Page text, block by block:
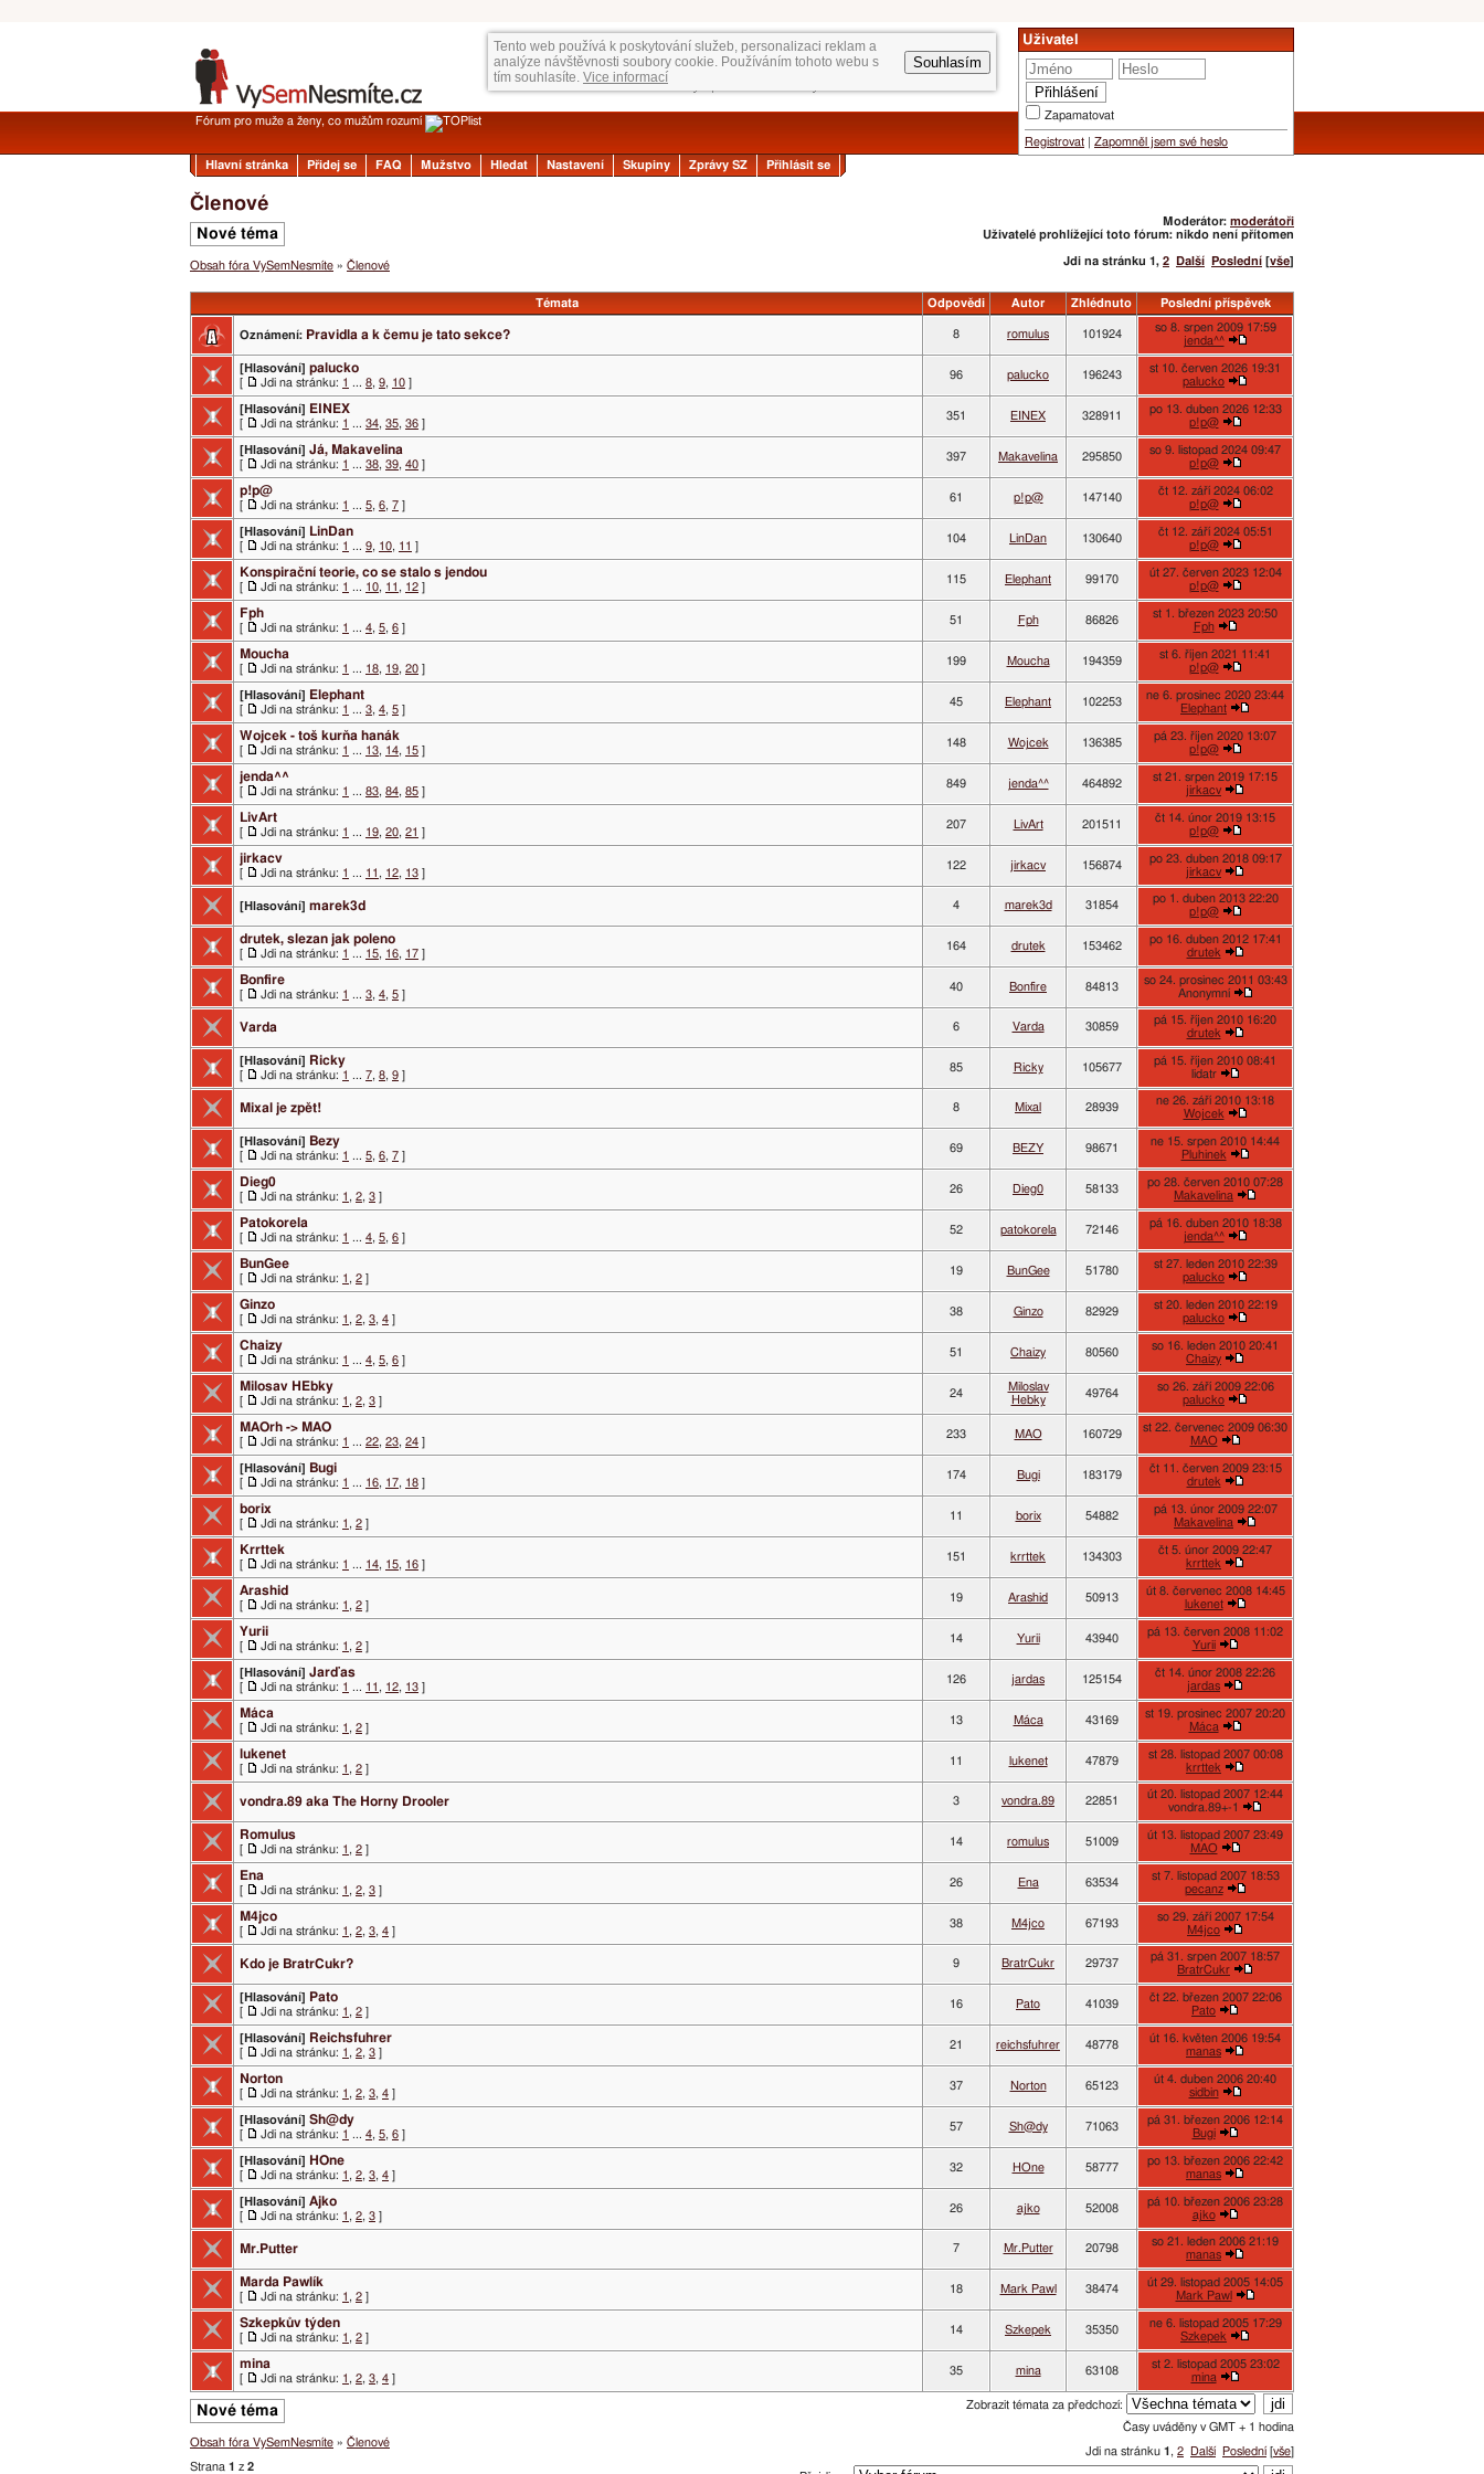
Tento web používá k poskytování služeb, personalizaci reklam a
analýze návštěvnosti soubory cookie. Používáním tohoto webu s
tím souhlasíte. Vice informací
Souhlasím
Uživatel
Zapamatovat
Registrovat Zapomněl jsem své heslo
Fórum pro muže a ženy, co mužům rozumí
Hlavní stránka Přidej se FAQ Mužstvo Hledat Nastavení Skupiny Zprávy SZ Přihlásit se
Členové
Moderátor: moderátoři
Uživatelé prohlížející toto fórum: nikdo není přítomen
Jdi na stránku 1, 2 Další Poslední [vše]
Nové téma
Obsah fóra VySemNesmíte » Členové
Témata Odpovědi Autor Zhlédnuto Poslední příspěvek
Oznámení: Pravidla a k čemu je tato sekce? 8 romulus 101924
so 8. srpen 2009 17:59
jenda^^
[Hlasování] palucko
[ Jdi na stránku: 1 ... 8, 9, 10 ]
96 palucko 196243
st 10. červen 2026 19:31
palucko
[Hlasování] EINEX
[ Jdi na stránku: 1 ... 34, 35, 36 ]
351 EINEX 328911
po 13. duben 2026 12:33
p!p@
[Hlasování] Já, Makavelina
[ Jdi na stránku: 1 ... 38, 39, 40 ]
397 Makavelina 295850
so 9. listopad 2024 09:47
p!p@
p!p@
[ Jdi na stránku: 1 ... 5, 6, 7 ]
61 p!p@ 147140
čt 12. září 2024 06:02
p!p@
[Hlasování] LinDan
[ Jdi na stránku: 1 ... 9, 10, 11 ]
104 LinDan 130640
čt 12. září 2024 05:51
p!p@
Konspirační teorie, co se stalo s jendou
[ Jdi na stránku: 1 ... 10, 11 , 12 ]
115 Elephant 99170
út 27. červen 2023 12:04
p!p@
Fph
[ Jdi na stránku: 1 ... 4, 5, 6 ]
51 Fph 86826
st 1. březen 2023 20:50
Fph
Moucha
[ Jdi na stránku: 1 ... 18, 19, 20 ]
199 Moucha 194359
st 6. říjen 2021 11:41
p!p@
[Hlasování] Elephant
[ Jdi na stránku: 1 ... 3, 4, 5 ]
45 Elephant 102253
ne 6. prosinec 2020 23:44
Elephant
Wojcek - toš kurňa hanák
[ Jdi na stránku: 1 ... 13, 14, 15 ]
148 Wojcek 136385
pá 23. říjen 2020 13:07
p!p@
jenda^^
[ Jdi na stránku: 1 ... 83, 84, 85 ]
849 jenda^^ 464892
st 21. srpen 2019 17:15
jirkacv
LivArt
[ Jdi na stránku: 1 ... 19, 20, 21 ]
207 LivArt 201511
čt 14. únor 2019 13:15
p!p@
jirkacv
[ Jdi na stránku: 1 ... 11 , 12, 13 ]
122 jirkacv 156874
po 23. duben 2018 09:17
jirkacv
[Hlasování] marek3d 4 marek3d 31854
po 1. duben 2013 22:20
p!p@
drutek, slezan jak poleno
[ Jdi na stránku: 1 ... 15, 16, 17 ]
164 drutek 153462
po 16. duben 2012 17:41
drutek
Bonfire
[ Jdi na stránku: 1 ... 3, 4, 5 ]
40 Bonfire 84813
so 24. prosinec 2011 03:43
Anonymní
Varda 6 Varda 30859
pá 15. říjen 2010 16:20
drutek
[Hlasování] Ricky
[ Jdi na stránku: 1 ... 7, 8, 9 ]
85 Ricky 105677
pá 15. říjen 2010 08:41
lidatr
Mixal je zpět! 8 Mixal 28939
ne 26. září 2010 13:18
Wojcek
[Hlasování] Bezy
[ Jdi na stránku: 1 ... 5, 6, 7 ]
69 BEZY 98671
ne 15. srpen 2010 14:44
Pluhinek
Dieg0
[ Jdi na stránku: 1 , 2, 3 ]
26 Dieg0 58133
po 28. červen 2010 07:28
Makavelina
Patokorela
[ Jdi na stránku: 1 ... 4, 5, 6 ]
52 patokorela 72146
pá 16. duben 2010 18:38
jenda^^
BunGee
[ Jdi na stránku: 1 , 2 ]
19 BunGee 51780
st 27. leden 2010 22:39
palucko
Ginzo
[ Jdi na stránku: 1 , 2, 3, 4 ]
38 Ginzo 82929
st 20. leden 2010 22:19
palucko
Chaizy
[ Jdi na stránku: 1 ... 4, 5, 6 ]
51 Chaizy 80560
so 16. leden 2010 20:41
Chaizy
Milosav HEbky
[ Jdi na stránku: 1 , 2, 3 ]
24
Miloslav
Hebky
49764
so 26. září 2009 22:06
palucko
MAOrh -> MAO
[ Jdi na stránku: 1 ... 22, 23, 24 ]
233 MAO 160729
st 22. červenec 2009 06:30
MAO
[Hlasování] Bugi
[ Jdi na stránku: 1 ... 16, 17, 18 ]
174 Bugi 183179
čt 11. červen 2009 23:15
drutek
borix
[ Jdi na stránku: 1 , 2 ]
11 borix 54882
pá 13. únor 2009 22:07
Makavelina
Krrttek
[ Jdi na stránku: 1 ... 14, 15, 16 ]
151 krrttek 134303
čt 5. únor 2009 22:47
krrttek
Arashid
[ Jdi na stránku: 1 , 2 ]
19 Arashid 50913
út 8. červenec 2008 14:45
lukenet
Yurii
[ Jdi na stránku: 1 , 2 ]
14 Yurii 43940
pá 13. červen 2008 11:02
Yurii
[Hlasování] Jarďas
[ Jdi na stránku: 1 ... 11 , 12, 13 ]
126 jardas 125154
čt 14. únor 2008 22:26
jardas
Máca
[ Jdi na stránku: 1 , 2 ]
13 Máca 43169
st 19. prosinec 2007 20:20
Máca
lukenet
[ Jdi na stránku: 1 , 2 ]
11 lukenet 47879
st 28. listopad 2007 00:08
krrttek
vondra.89 aka The Horny Drooler 3 vondra.89 22851
út 20. listopad 2007 12:44
vondra.89+-1
Romulus
[ Jdi na stránku: 1 , 2 ]
14 romulus 51009
út 13. listopad 2007 23:49
MAO
Ena
[ Jdi na stránku: 1 , 2, 3 ]
26 Ena 63534
st 7. listopad 2007 18:53
pecanz
M4jco
[ Jdi na stránku: 1 , 2, 3, 4 ]
38 M4jco 67193
so 29. září 2007 17:54
M4jco
Kdo je BratrCukr? 9 BratrCukr 29737
pá 31. srpen 2007 18:57
BratrCukr
[Hlasování] Pato
[ Jdi na stránku: 1 , 2 ]
16 Pato 41039
čt 22. březen 2007 22:06
Pato
[Hlasování] Reichsfuhrer
[ Jdi na stránku: 1 , 2, 3 ]
21 reichsfuhrer 48778
út 16. květen 2006 19:54
manas
Norton
[ Jdi na stránku: 1 , 2, 3, 4 ]
37 Norton 65123
út 4. duben 2006 20:40
sidbin
[Hlasování] Sh@dy
[ Jdi na stránku: 1 ... 4, 5, 6 ]
57 Sh@dy 71063
pá 31. březen 2006 12:14
Bugi
[Hlasování] HOne
[ Jdi na stránku: 1 , 2, 3, 4 ]
32 HOne 58777
po 13. březen 2006 22:42
manas
[Hlasování] Ajko
[ Jdi na stránku: 1 , 2, 3 ]
26 ajko 52008
pá 10. březen 2006 23:28
ajko
Mr.Putter 7 Mr.Putter 20798
so 21. leden 2006 21:19
manas
Marda Pawlík
[ Jdi na stránku: 1 , 2 ]
18 Mark Pawl 38474
út 29. listopad 2005 14:05
Mark Pawl
Szkepkův týden
[ Jdi na stránku: 1 , 2 ]
14 Szkepek 35350
ne 6. listopad 2005 17:29
Szkepek
mina
[ Jdi na stránku: 1 , 2, 3, 4 ]
35 mina 63108
st 2. listopad 2005 23:02
mina
Zobrazit témata za předchozí:
Časy uváděny v GMT + 1 hodina
Jdi na stránku 1 , 2 Další Poslední [vše]
Nové téma
Obsah fóra VySemNesmíte » Členové
Strana 1 z 2